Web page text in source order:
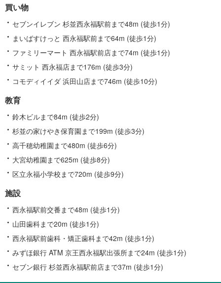
買い物
セブンイレブン 杉並西永福駅前まで48m (徒歩1分)
まいばすけっと 西永福駅前まで64m (徒歩1分)
ファミリーマート 西永福駅前店まで74m (徒歩1分)
サミット 西永福店まで176m (徒歩3分)
コモディイイダ 浜田山店まで746m (徒歩10分)
教育
鈴木ビルまで84m (徒歩2分)
杉並の家けやき保育園まで199m (徒歩3分)
高千穂幼稚園まで480m (徒歩6分)
大宮幼稚園まで625m (徒歩8分)
区立永福小学校まで720m (徒歩9分)
施設
西永福駅前交番まで48m (徒歩1分)
山田歯科まで20m (徒歩1分)
西永福駅前歯科・矯正歯科まで42m (徒歩1分)
みずほ銀行 ATM 京王西永福駅出張所まで24m (徒歩1分)
セブン銀行 杉並西永福駅前店まで37m (徒歩1分)